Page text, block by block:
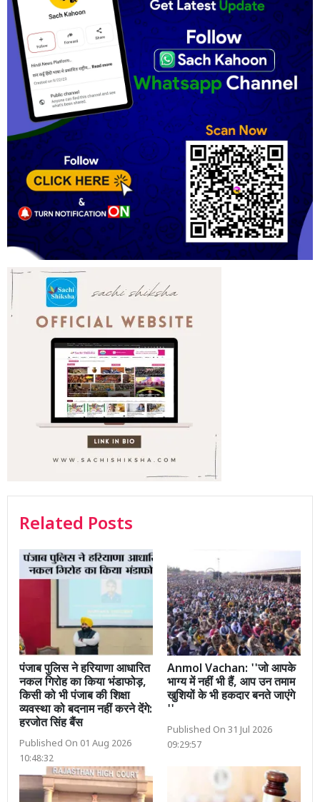
Related Posts
पंजाब पुलिस ने हरियाणा आधारित
नकल गिरोह का किया भंडाफोड़,
किसी को भी पंजाब की शिक्षा
व्यवस्था को बदनाम नहीं करने देंगे:
हरजोत सिंह बैंस
Published On 01 Aug 2026
10:48:32
Anmol Vachan: ''जो आपके
भाग्य में नहीं भी हैं, आप उन तमाम
खुशियों के भी हकदार बनते जाएंगे
''
Published On 31 Jul 2026
09:29:57